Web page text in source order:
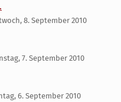
8. September 2010
7. September 2010
6. September 2010